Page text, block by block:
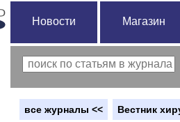
Новости Магазин
вce журналы << Вестник